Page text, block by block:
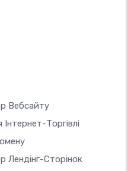
Вебсайту
Торгівлі
Лендінг-Сторінок